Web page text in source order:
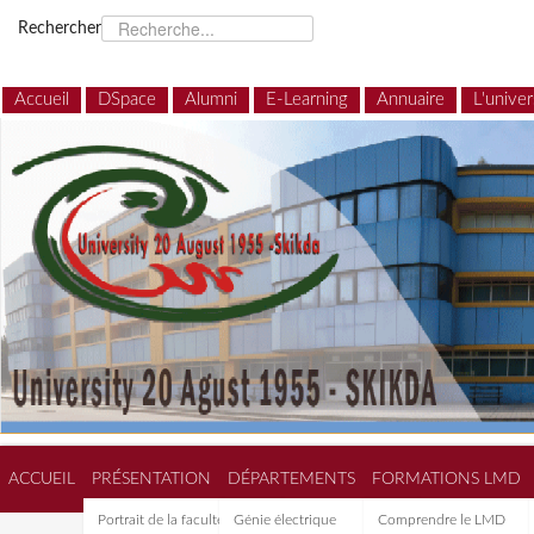
Rechercher
Accueil DSpace Alumni E-Learning Annuaire
ACCUEIL PRÉSENTATION
Portrait de la faculté de
DÉPARTEMENTS
Génie électrique
FORMATIONS LMD
Comprendre le LMD